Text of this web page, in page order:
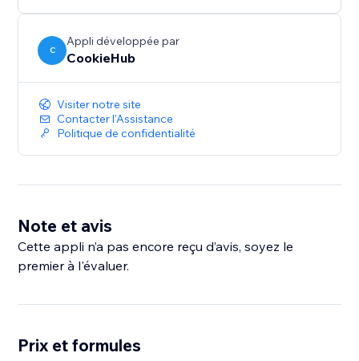
C
Appli développée par
CookieHub
Visiter notre site
Contacter l'Assistance
Politique de confidentialité
Note et avis
Cette appli n’a pas encore reçu d’avis, soyez le
premier à l'évaluer.
Prix et formules